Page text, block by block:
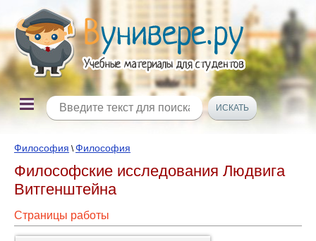
Философия \Философия
Философские исследования Людвига
Витгенштейна
Страницы работы